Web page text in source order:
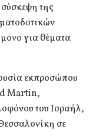
σύσκεψη της
για θέματα
εκπροσώπου
Martin,
του Ισραήλ,
σε